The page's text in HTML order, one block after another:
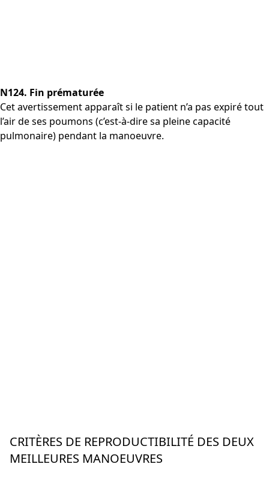
N124. Fin prématurée
Cet avertissement apparaît si le patient n’a pas expiré tout
l’air de ses poumons (c’est-à-dire sa pleine capacité
pulmonaire) pendant la manoeuvre.
CRITÈRES DE REPRODUCTIBILITÉ DES DEUX
MEILLEURES MANOEUVRES